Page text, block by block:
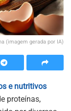
(imagem gerada por IA)
e nutritivos
proteínas,